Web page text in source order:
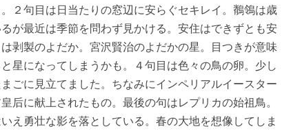
２句目は日当たりの窓辺に安らぐセキレイ。鶺鴒は歳
が最近は季節を問わず見かける。安住はできずとも安
剥製のよだか。宮沢賢治のよだかの星。目つきが意味
星になってしまうかも。４句目は色々の鳥の卵。少し
ごに見立てました。ちなみにインペリアルイースター
后に献上されたもの。最後の句はレプリカの始祖鳥。
え勇壮な影を落としている。春の大地を想像してしま